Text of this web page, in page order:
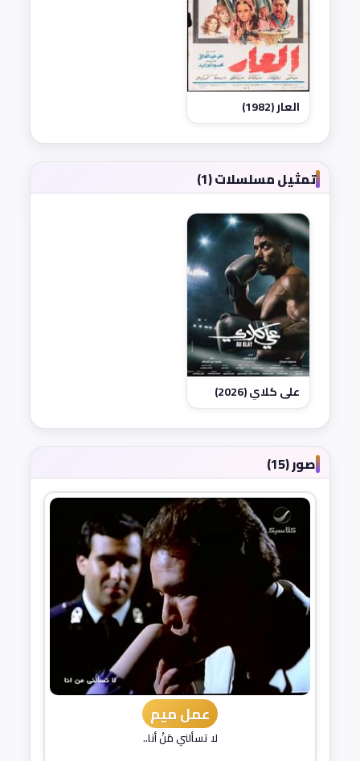
العار (1982)
تمثيل مسلسلات (1)
علي كلاي (2026)
صور (15)
عمل ميم
لا تسألني مَنْ أنا..